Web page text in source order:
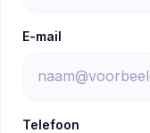
E-mail
Telefoon